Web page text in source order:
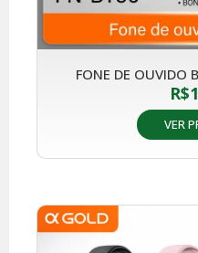
FONE DE OUVIDO
R$
VER